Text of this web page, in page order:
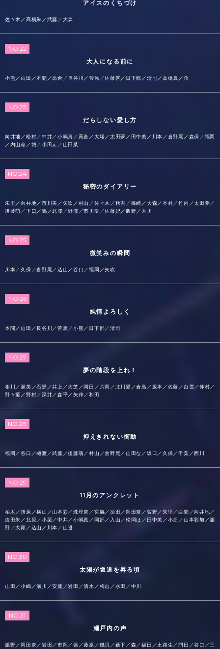
アイスのくちづけ
佐々木／高橋朱／武藤／大森
NO.22
大人になる前に
小熊／山田／本間／高倉／長谷川／菅原／佐藤杏／日下部／清司／高橋真／角
NO.23
だらしない愛し方
向井地／松村／中井／小嶋真／高倉／大場／太田夢／田中美／川本／倉野尾／森保／福岡
／内山命／城／小田え／山田菜
NO.24
秘密のダイアリー
朱里／向井地／市川美／矢吹／村山／佐々木／秋吉／篠崎／大森／本村／竹内／太田夢／
後藤萌／下口／馬／北澤／野澤／市川愛／佐藤妃／飯野／大川
NO.25
微笑みの瞬間
川本／久保／倉野尾／込山／谷口／福岡／矢吹
NO.26
純情よろしく
本間／山田／長谷川／菅原／小熊／日下部／清司
NO.27
夢の階段を上れ！
相川／渥美／石黒／井上／大芝／岡田／片岡／北川愛／倉島／坂本／佐藤／白雪／仲村／
野々垣／野村／深井／森平／矢作／和田
NO.28
抑えきれない衝動
福岡／谷口／樋渡／武藤／後藤萌／村山／倉野尾／山田な／坂口／久保／千葉／西川
NO.29
11月のアンクレット
柏木／指原／横山／山本彩／珠理奈／宮脇／須田／岡田奈／荻野／朱里／白間／向井地／
吉田朱／北原／小栗／中井／小嶋真／岡部／入山／松岡は／田中美／小畑／山本彩加／瀧
野／大家／込山／川本／山邊
NO.30
太陽が坂道を昇る頃
山田／小嶋／溝川／安藤／岩田／清水／梅山／水田／中川
NO.31
瀬戸内の声
瀧野／岡田奈／岩田／市岡／張／藤原／磯貝／藪下／森／福田／土路生／門田／谷口／三